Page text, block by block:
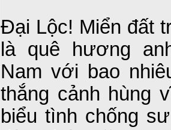
Đại Lộc! Miển đất
là quê hương
Nam với bao
thắng cảnh hùng
biểu tình chống